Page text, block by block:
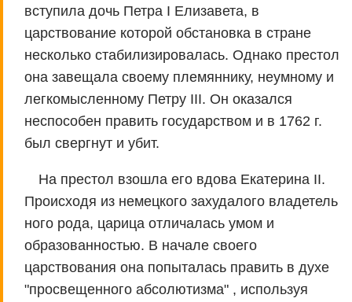
вступила дочь Петра I Елизавета, в
царствование которой обстановка в стране
несколько стабилизировалась. Однако престол
она завещала своему племяннику, неумному и
легкомысленному Петру III. Он оказался
неспособен править государством и в 1762 г.
был свергнут и убит.
На престол взошла его вдова Екатерина II.
Происходя из немецкого захудалого владетель
ного рода, царица отличалась умом и
образованностью. В начале своего
царствования она попыталась править в духе
"просвещенного абсолютизма" , используя